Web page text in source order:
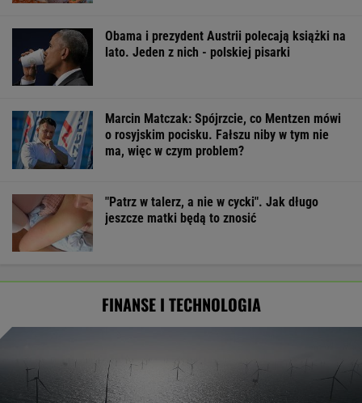
Obama i prezydent Austrii polecają książki na
lato. Jeden z nich - polskiej pisarki
Marcin Matczak: Spójrzcie, co Mentzen mówi
o rosyjskim pocisku. Fałszu niby w tym nie
ma, więc w czym problem?
"Patrz w talerz, a nie w cycki". Jak długo
jeszcze matki będą to znosić
FINANSE I TECHNOLOGIA